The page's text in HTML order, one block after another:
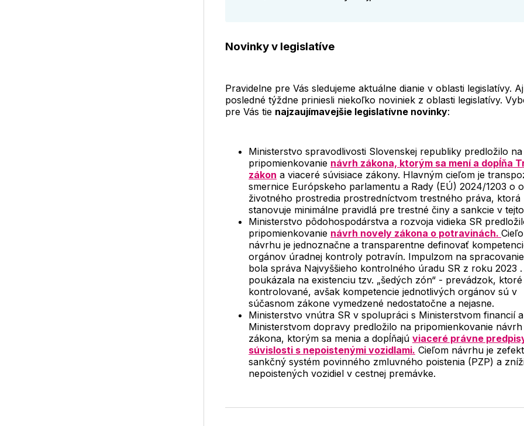
Novinky v legislatíve
Pravidelne pre Vás sledujeme aktuálne dianie v oblasti legislatívy. Aj
posledné týždne priniesli niekoľko noviniek z oblasti legislatívy.
pre Vás tie najzaujímavejšie legislatívne novinky:
Ministerstvo spravodlivosti Slovenskej republiky predložilo na
pripomienkovanie návrh zákona, ktorým sa mení a dopĺňa
zákon a viaceré súvisiace zákony. Hlavným cieľom je
smernice Európskeho parlamentu a Rady (EÚ) 2024/1203 o
životného prostredia prostredníctvom trestného práva, ktorá
stanovuje minimálne pravidlá pre trestné činy a sankcie v
Ministerstvo pôdohospodárstva a rozvoja vidieka SR
pripomienkovanie návrh novely zákona o potravinách.
návrhu je jednoznačne a transparentne definovať
orgánov úradnej kontroly potravín. Impulzom na
bola správa Najvyššieho kontrolného úradu SR z roku 2023 .
poukázala na existenciu tzv. „šedých zón“ - prevádzok,
kontrolované, avšak kompetencie jednotlivých orgánov sú v
súčasnom zákone vymedzené nedostatočne a nejasne.
Ministerstvo vnútra SR v spolupráci s Ministerstvom financií a
Ministerstvom dopravy predložilo na pripomienkovanie návrh
zákona, ktorým sa menia a dopĺňajú viaceré právne
súvislosti s nepoistenými vozidlami. Cieľom návrhu je
sankčný systém povinného zmluvného poistenia (PZP) a
nepoistených vozidiel v cestnej premávke.